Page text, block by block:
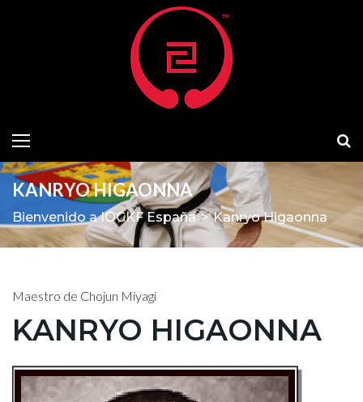
KANRYO HIGAONNA
Bienvenido a IOGKF España > Kanryo Higaonna
Maestro de Chojun Miyagi
KANRYO HIGAONNA